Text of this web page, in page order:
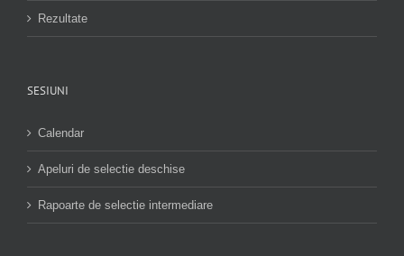
Rezultate
SESIUNI
Calendar
Apeluri de selectie deschise
Rapoarte de selectie intermediare